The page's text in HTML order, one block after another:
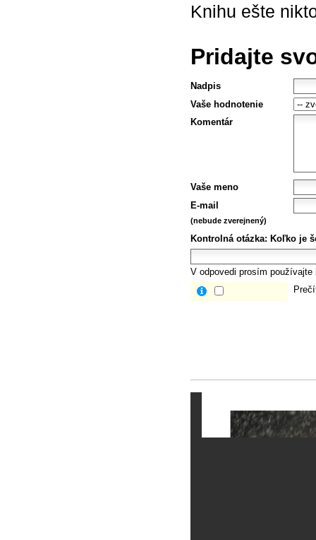
Knihu ešte
Pridajte
Nadpis
Vaše hodnotenie
Komentár
Vaše meno
E-mail
(nebude zverejnený)
Kontrolná otázka: Koľko je
V odpovedi prosím